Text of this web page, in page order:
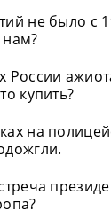
не было с
России
купить?
на